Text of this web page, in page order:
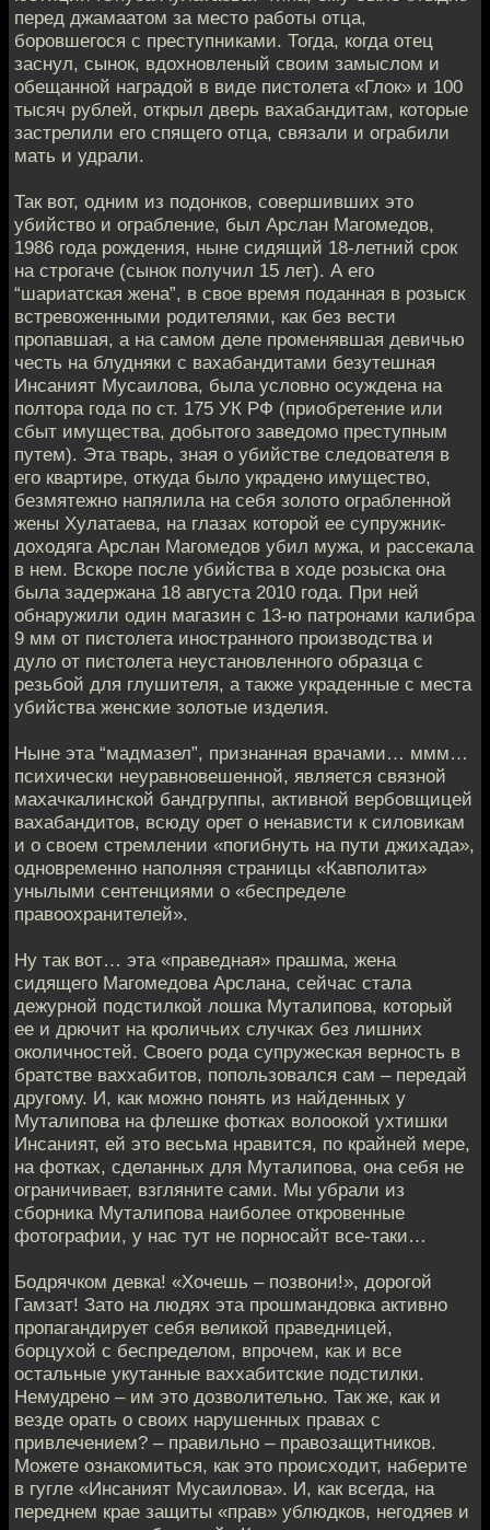
перед джамаатом за место работы отца,
боровшегося с преступниками. Тогда, когда отец
заснул, сынок, вдохновленый своим замыслом и
обещанной наградой в виде пистолета «Глок» и 100
тысяч рублей, открыл дверь вахабандитам, которые
застрелили его спящего отца, связали и ограбили
мать и удрали.
Так вот, одним из подонков, совершивших это
убийство и ограбление, был Арслан Магомедов,
1986 года рождения, ныне сидящий 18-летний срок
на строгаче (сынок получил 15 лет). А его
“шариатская жена”, в свое время поданная в розыск
встревоженными родителями, как без вести
пропавшая, а на самом деле променявшая девичью
честь на блудняки с вахабандитами безутешная
Инсаният Мусаилова, была условно осуждена на
полтора года по ст. 175 УК РФ (приобретение или
сбыт имущества, добытого заведомо преступным
путем). Эта тварь, зная о убийстве следователя в
его квартире, откуда было украдено имущество,
безмятежно напялила на себя золото ограбленной
жены Хулатаева, на глазах которой ее супружник-
доходяга Арслан Магомедов убил мужа, и рассекала
в нем. Вскоре после убийства в ходе розыска она
была задержана 18 августа 2010 года. При ней
обнаружили один магазин с 13-ю патронами калибра
9 мм от пистолета иностранного производства и
дуло от пистолета неустановленного образца с
резьбой для глушителя, а также украденные с места
убийства женские золотые изделия.
Ныне эта “мадмазел”, признанная врачами… ммм…
психически неуравновешенной, является связной
махачкалинской бандгруппы, активной вербовщицей
вахабандитов, всюду орет о ненависти к силовикам
и о своем стремлении «погибнуть на пути джихада»,
одновременно наполняя страницы «Кавполита»
унылыми сентенциями о «беспределе
правоохранителей».
Ну так вот… эта «праведная» прашма, жена
сидящего Магомедова Арслана, сейчас стала
дежурной подстилкой лошка Муталипова, который
ее и дрючит на кроличьих случках без лишних
околичностей. Своего рода супружеская верность в
братстве ваххабитов, попользовался сам – передай
другому. И, как можно понять из найденных у
Муталипова на флешке фотках волоокой ухтишки
Инсаният, ей это весьма нравится, по крайней мере,
на фотках, сделанных для Муталипова, она себя не
ограничивает, взгляните сами. Мы убрали из
сборника Муталипова наиболее откровенные
фотографии, у нас тут не порносайт все-таки…
Бодрячком девка! «Хочешь – позвони!», дорогой
Гамзат! Зато на людях эта прошмандовка активно
пропагандирует себя великой праведницей,
борцухой с беспределом, впрочем, как и все
остальные укутанные ваххабитские подстилки.
Немудрено – им это дозволительно. Так же, как и
везде орать о своих нарушенных правах с
привлечением? – правильно – правозащитников.
Можете ознакомиться, как это происходит, наберите
в гугле «Инсаният Мусаилова». И, как всегда, на
переднем крае защиты «прав» ублюдков, негодяев и